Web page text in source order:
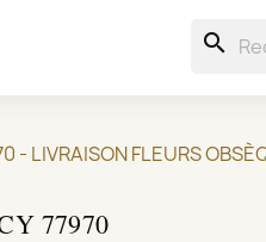
search
- LIVRAISON FLEURS
77970